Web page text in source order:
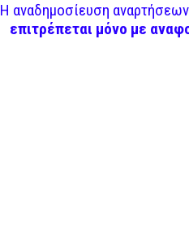
Η αναδημοσίευση
επιτρέπεται μόνο με